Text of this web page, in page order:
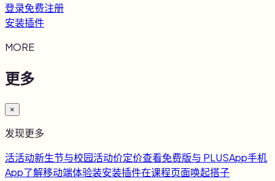
登录免费注册
安装插件
MORE
更多
×
发现更多
活活动新生节与校园活动价定价查看免费版与 PLUSApp手机
App了解移动端体验装安装插件在课程页面唤起搭子